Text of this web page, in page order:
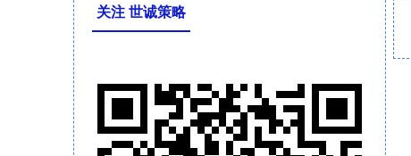
关注 世诚策略